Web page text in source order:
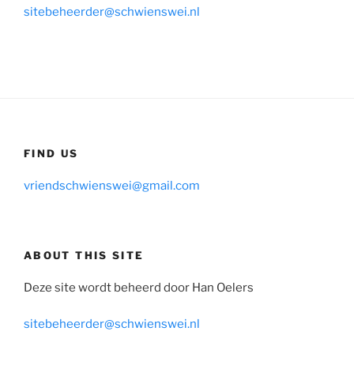
sitebeheerder@schwienswei.nl
FIND US
vriendschwienswei@gmail.com
ABOUT THIS SITE
Deze site wordt beheerd door Han Oelers
sitebeheerder@schwienswei.nl